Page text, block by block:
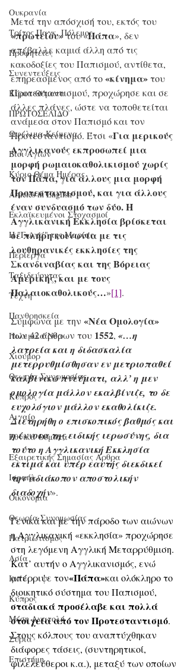
Ουκρανία
Τρίτος Παγκ. Πόλεμος
Προφητείες
Συνεντεύξεις
Κύρια Θέματα
ΠΡΩΤΟΣΕΛΙΔΟ
Ωφέλιμα Κείμενα
Βίοι Αγίων
Κύριο Θέμα Ημέρας
Articles in English
Εκλαϊκευμένοι Στοχασμοί
Η "Γωνιά" της Μαρίας
Περίεργα
Ταξιδεύοντας
Τέχνη
Πανθρησκεία
Πολεμικά Νέα
Χιούμορ
Θεωρία Συνωμοσίας
Κύπρος
Αιγαίο
Εθνικά Θέματα
Εξαιρετικής Σημασίας Άρθρα
Ισραήλ
Οικονομία
Θεωρία Συνομωσίας
Πατριωτισμός
Ασία
Ιράν
Κύπρος
Μέση Ανατολή
Σύρια
Επιστήμη
Μετά την απόσχισή του, εκτός του
«πρωτείου» του «Πάπα», δεν
απέβαλλε καμιά άλλη από τις
κακοδοξίες του Παπισμού, αντίθετα,
επηρεασμένος από το «κίνημα» του
Προτεσταντισμού, προχώρησε και σε
άλλες πλάνες, ώστε να τοποθετείται
ανάμεσα στον Παπισμό και τον
Προτεσταντισμό. Έτσι «Για μερικούς
Αγγλικανούς εκπροσωπεί μια
μορφή ρωμαιοκαθολικισμού χωρίς
τον Πάπα, για άλλους μια μορφή
Προτεσταντισμού, και για άλλους
έναν συνδυασμό των δύο. Η
Αγγλικανική Εκκλησία βρίσκεται
σε πλήρη κοινωνία με τις
λουθηρανικές εκκλησίες της
Σκανδιναβίας και της Βόρειας
Αμερικής, και με τους
Παλαιοκαθολικούς…»[1].
Σύμφωνα με την «Νέα Ομολογία»
των 42 άρθρων του 1552, «…η
λατρεία και η διδασκαλία
μετερρυθμίσθησαν εν μετριοπαθεί
καλβινικώ πνεύματι, αλλ’ η μεν
ομολογία μάλλον εκαλβίνιζε, το δε
ευχολόγιον μάλλον εκαθολίκιζε.
Διετηρήθη ο επισκοπικός βαθμός και
η έννοια της ειδικής ιερωσύνης, δια
τούτο η Αγγλικανική Εκκλησία
εκτιμά και υπέρ εαυτής διεκδικεί
την αδιάκοπον αποστολικήν
διαδοχήν».
Γενικά και με την πάροδο των αιώνων
η Αγγλικανική «εκκλησία» προχώρησε
στη λεγόμενη Αγγλική Μεταρρύθμιση.
Κατ’ αυτήν ο Αγγλικανισμός, ενώ
απέρριψε τον«Πάπα»και ολόκληρο το
διοικητικό σύστημα του Παπισμού,
σταδιακά προσέλαβε και πολλά
στοιχεία από τον Προτεσταντισμό.
Στους κόλπους του αναπτύχθηκαν
διάφορες τάσεις, (συντηρητικοί,
φιλελεύθεροι κ.α.), μεταξύ των οποίων